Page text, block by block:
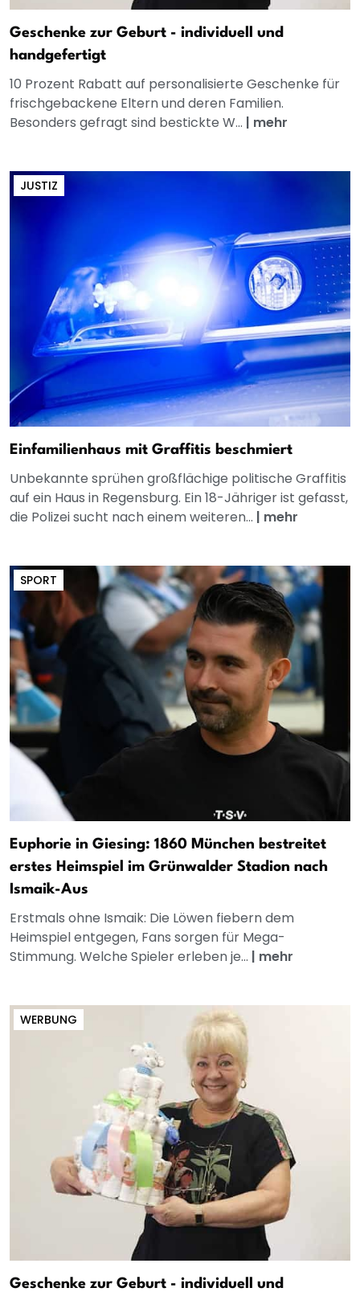
Geschenke zur Geburt - individuell und
handgefertigt
10 Prozent Rabatt auf personalisierte Geschenke für
frischgebackene Eltern und deren Familien.
Besonders gefragt sind bestickte W... | mehr
JUSTIZ
Einfamilienhaus mit Graffitis beschmiert
Unbekannte sprühen großflächige politische Graffitis
auf ein Haus in Regensburg. Ein 18-Jähriger ist gefasst,
die Polizei sucht nach einem weiteren... | mehr
SPORT
Euphorie in Giesing: 1860 München bestreitet
erstes Heimspiel im Grünwalder Stadion nach
Ismaik-Aus
Erstmals ohne Ismaik: Die Löwen fiebern dem
Heimspiel entgegen, Fans sorgen für Mega-
Stimmung. Welche Spieler erleben je... | mehr
WERBUNG
Geschenke zur Geburt - individuell und